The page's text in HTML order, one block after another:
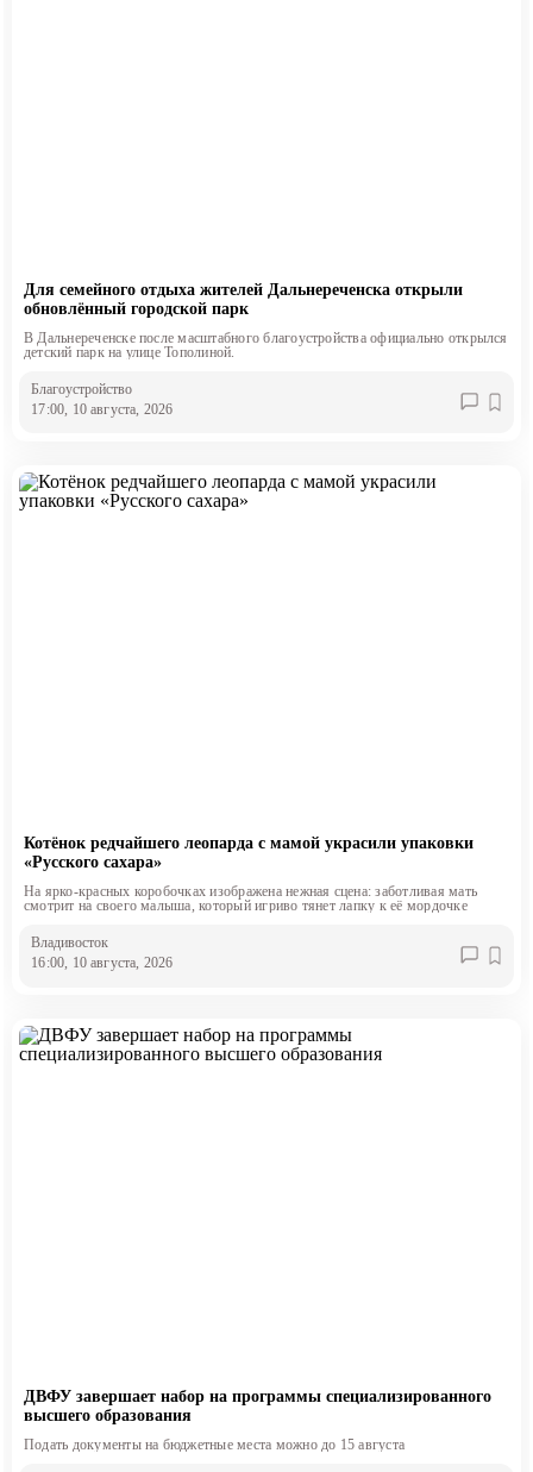
Для семейного отдыха жителей Дальнереченска открыли
обновлённый городской парк
В Дальнереченске после масштабного благоустройства официально открылся
детский парк на улице Тополиной.
Благоустройство
17:00, 10 августа, 2026
Котёнок редчайшего леопарда с мамой украсили упаковки
«Русского сахара»
На ярко-красных коробочках изображена нежная сцена: заботливая мать
смотрит на своего малыша, который игриво тянет лапку к её мордочке
Владивосток
16:00, 10 августа, 2026
ДВФУ завершает набор на программы специализированного
высшего образования
Подать документы на бюджетные места можно до 15 августа